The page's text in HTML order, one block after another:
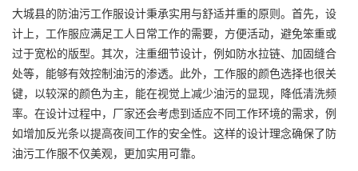
大城县的防油污工作服设计秉承实用与舒适并重的原则。首先，设
计上，工作服应满足工人日常工作的需要，方便活动，避免笨重或
过于宽松的版型。其次，注重细节设计，例如防水拉链、加固缝合
处等，能够有效控制油污的渗透。此外，工作服的颜色选择也很关
键，以较深的颜色为主，能在视觉上减少油污的显现，降低清洗频
率。在设计过程中，厂家还会考虑到适应不同工作环境的需求，例
如增加反光条以提高夜间工作的安全性。这样的设计理念确保了防
油污工作服不仅美观，更加实用可靠。